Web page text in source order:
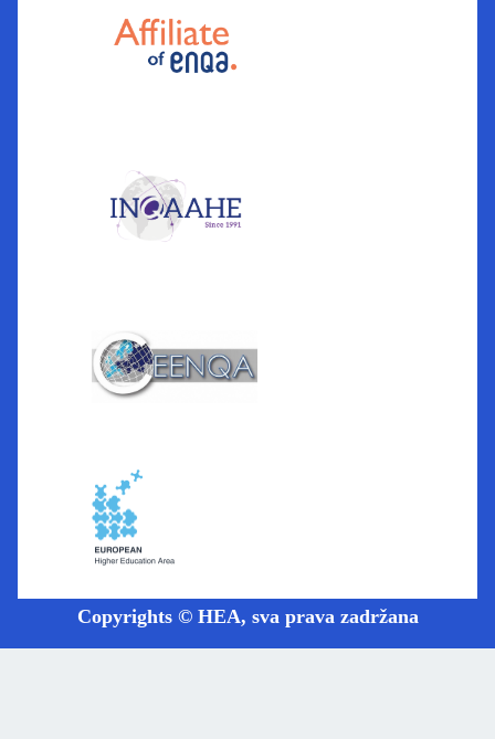
Copyrights © HEA, sva prava zadržana